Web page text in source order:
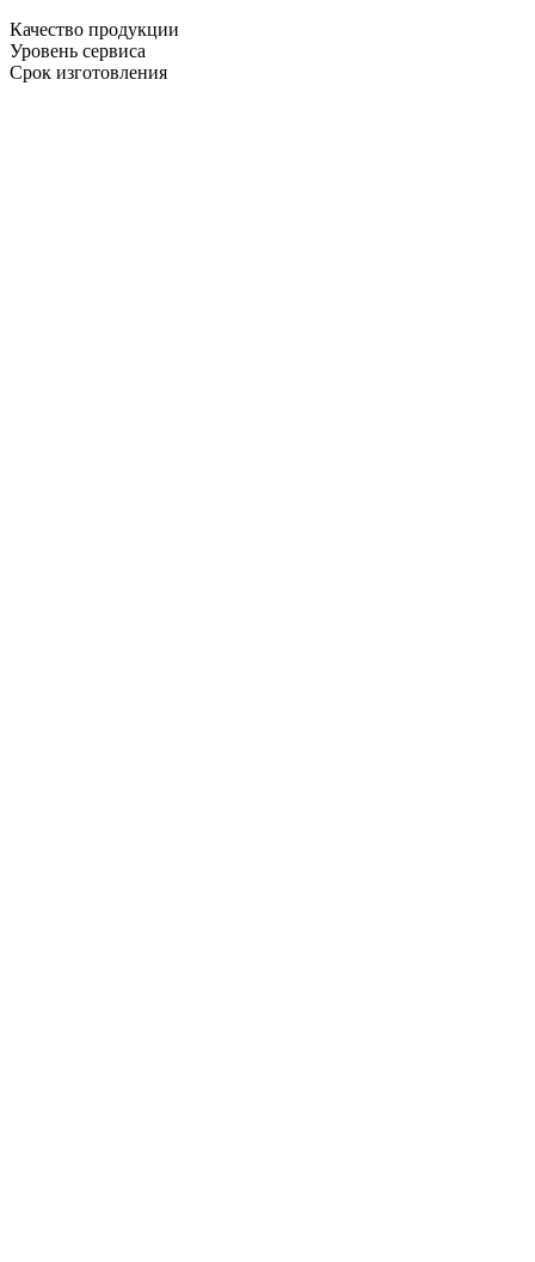
Качество продукции
Уровень сервиса
Срок изготовления